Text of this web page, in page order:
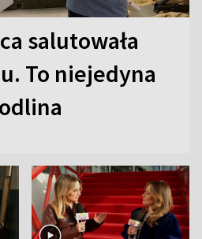
salutowała
To niejedyna